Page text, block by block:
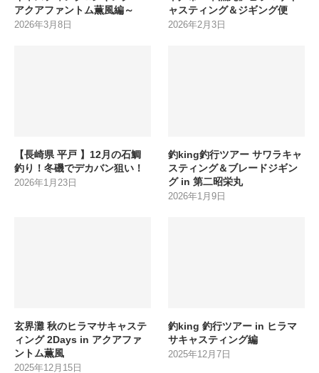
アクアファントム薫風編～
2026年3月8日
ャスティング＆ジギング便
2026年2月3日
【長崎県 平戸 】12月の石鯛
釣り！冬磯でデカバン狙い！
2026年1月23日
釣king釣行ツアー サワラキャ
スティング＆ブレードジギン
グ in 第二昭栄丸
2026年1月9日
玄界灘 秋のヒラマサキャステ
ィング 2Days in アクアファ
ントム薫風
2025年12月15日
釣king 釣行ツアー in ヒラマ
サキャスティング編
2025年12月7日